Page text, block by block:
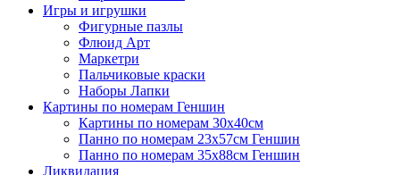
Игры и игрушки
Фигурные пазлы
Флюид Арт
Маркетри
Пальчиковые краски
Наборы Лапки
Картины по номерам Геншин
Картины по номерам 30х40см
Панно по номерам 23х57см Геншин
Панно по номерам 35х88см Геншин
Ликвидация